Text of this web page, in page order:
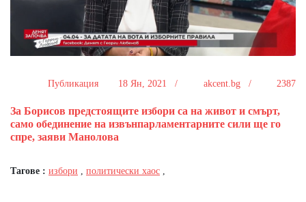
Публикация 18 Ян, 2021 / akcent.bg / 2387
За Борисов предстоящите избори са на живот и смърт,
само обединение на извънпарламентарните сили ще го
спре, заяви Манолова
Тагове : избори , политически хаос ,